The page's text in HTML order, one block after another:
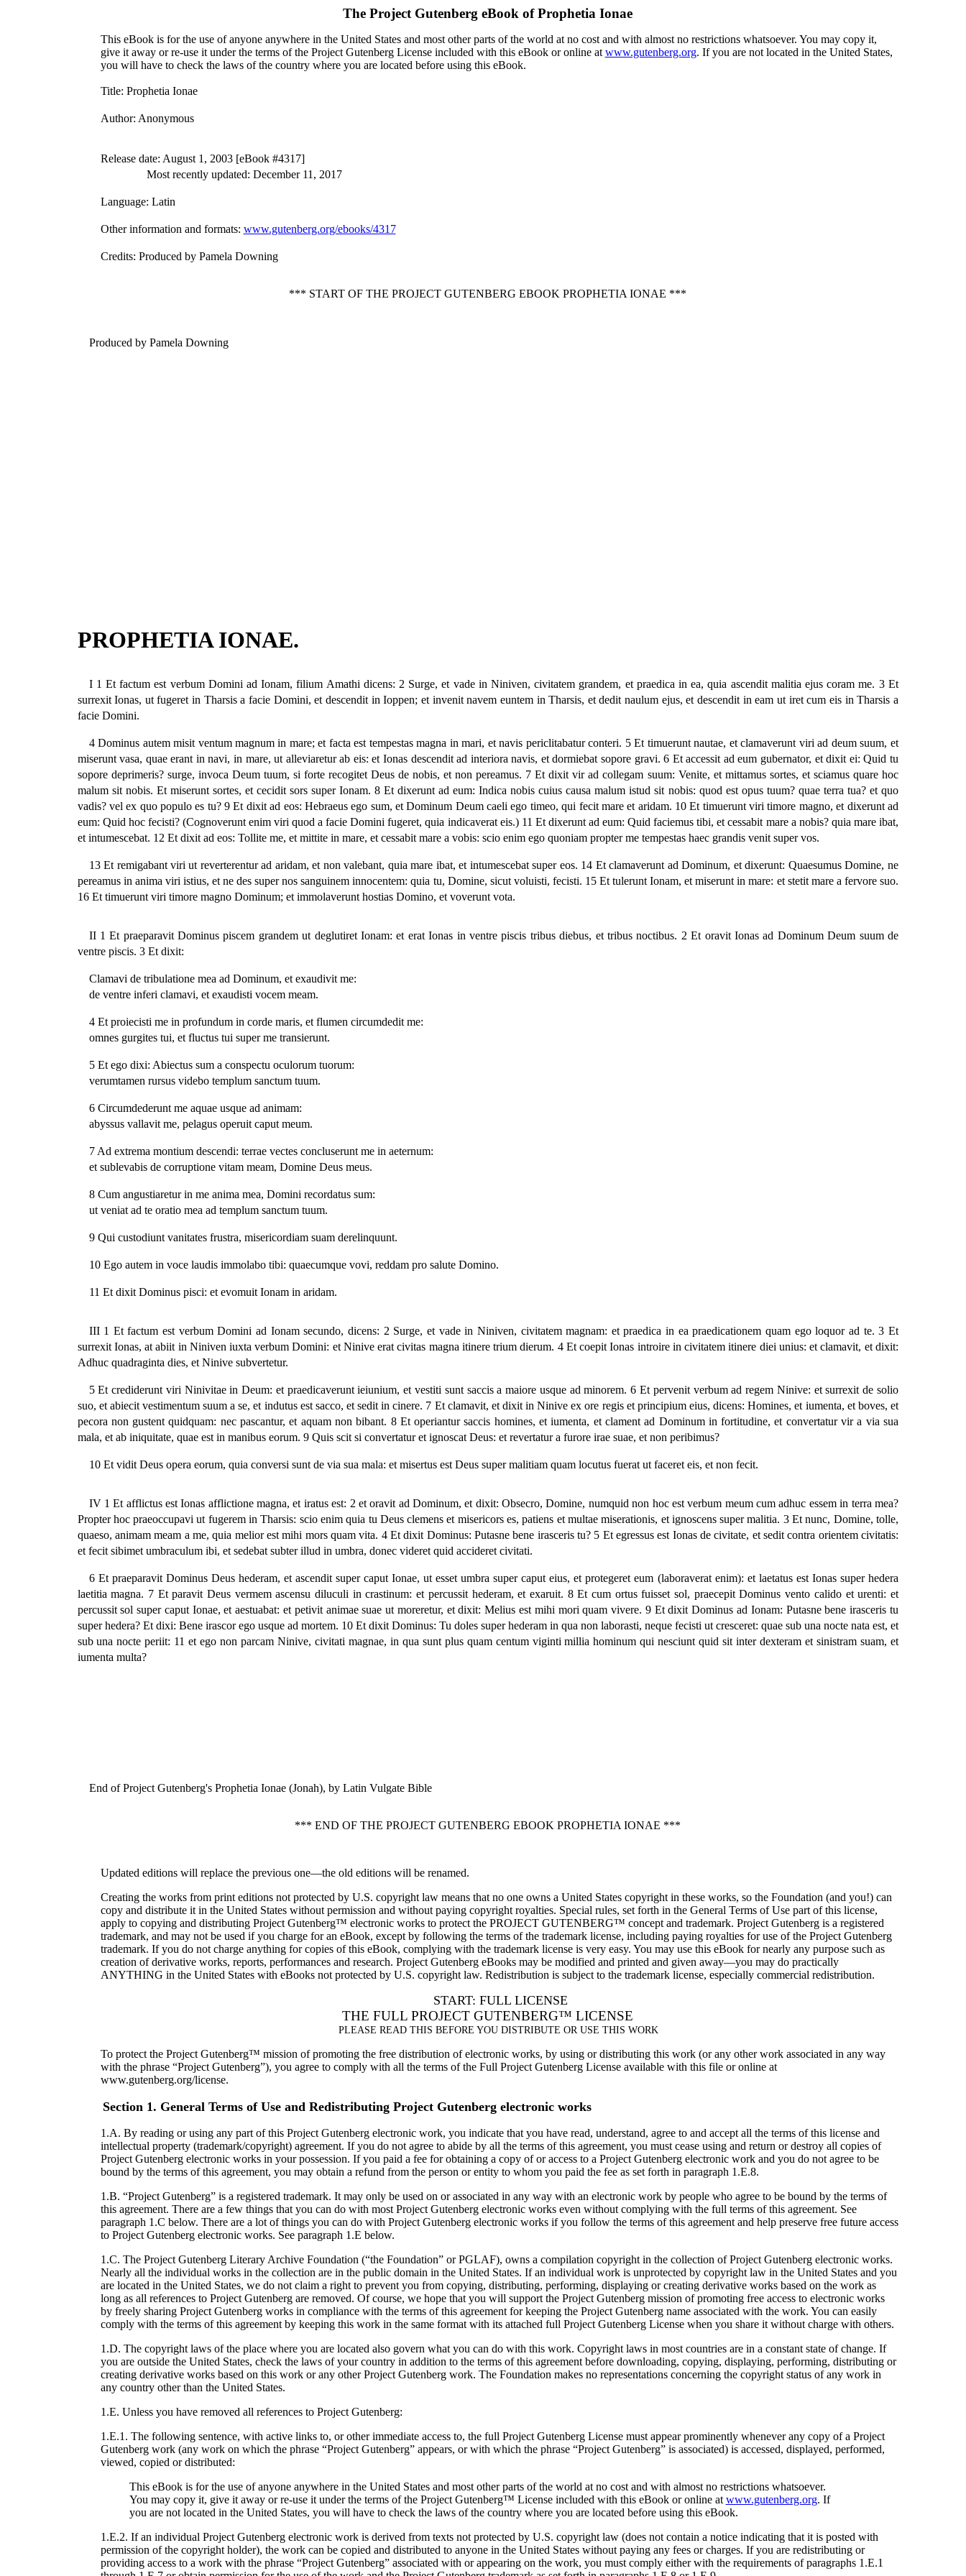
The Project Gutenberg eBook ofProphetia Ionae
This eBook is for the use of anyone anywhere in the United States and most other parts of the world at no cost and with almost no restrictions whatsoever. You may copy it,
give it away or re-use it under the terms of the Project Gutenberg License included with this eBook or online at www.gutenberg.org. If you are not located in the United States,
you will have to check the laws of the country where you are located before using this eBook.
Title: Prophetia Ionae
Author: Anonymous
Release date: August 1, 2003 [eBook #4317]
Most recently updated: December 11, 2017
Language: Latin
Other information and formats: www.gutenberg.org/ebooks/4317
Credits: Produced by Pamela Downing
*** START OF THE PROJECT GUTENBERG EBOOK PROPHETIA IONAE ***
Produced by Pamela Downing
PROPHETIA IONAE.
I 1 Et factum est verbum Domini ad Ionam, filium Amathi dicens: 2 Surge, et vade in Niniven, civitatem grandem, et praedica in ea, quia ascendit malitia ejus coram me. 3 Et
surrexit Ionas, ut fugeret in Tharsis a facie Domini, et descendit in Ioppen; et invenit navem euntem in Tharsis, et dedit naulum ejus, et descendit in eam ut iret cum eis in Tharsis a
facie Domini.
4 Dominus autem misit ventum magnum in mare; et facta est tempestas magna in mari, et navis periclitabatur conteri. 5 Et timuerunt nautae, et clamaverunt viri ad deum suum, et
miserunt vasa, quae erant in navi, in mare, ut alleviaretur ab eis: et Ionas descendit ad interiora navis, et dormiebat sopore gravi. 6 Et accessit ad eum gubernator, et dixit ei: Quid tu
sopore deprimeris? surge, invoca Deum tuum, si forte recogitet Deus de nobis, et non pereamus. 7 Et dixit vir ad collegam suum: Venite, et mittamus sortes, et sciamus quare hoc
malum sit nobis. Et miserunt sortes, et cecidit sors super Ionam. 8 Et dixerunt ad eum: Indica nobis cuius causa malum istud sit nobis: quod est opus tuum? quae terra tua? et quo
vadis? vel ex quo populo es tu? 9 Et dixit ad eos: Hebraeus ego sum, et Dominum Deum caeli ego timeo, qui fecit mare et aridam. 10 Et timuerunt viri timore magno, et dixerunt ad
eum: Quid hoc fecisti? (Cognoverunt enim viri quod a facie Domini fugeret, quia indicaverat eis.) 11 Et dixerunt ad eum: Quid faciemus tibi, et cessabit mare a nobis? quia mare ibat,
et intumescebat. 12 Et dixit ad eos: Tollite me, et mittite in mare, et cessabit mare a vobis: scio enim ego quoniam propter me tempestas haec grandis venit super vos.
13 Et remigabant viri ut reverterentur ad aridam, et non valebant, quia mare ibat, et intumescebat super eos. 14 Et clamaverunt ad Dominum, et dixerunt: Quaesumus Domine, ne
pereamus in anima viri istius, et ne des super nos sanguinem innocentem: quia tu, Domine, sicut voluisti, fecisti. 15 Et tulerunt Ionam, et miserunt in mare: et stetit mare a fervore suo.
16 Et timuerunt viri timore magno Dominum; et immolaverunt hostias Domino, et voverunt vota.
II 1 Et praeparavit Dominus piscem grandem ut deglutiret Ionam: et erat Ionas in ventre piscis tribus diebus, et tribus noctibus. 2 Et oravit Ionas ad Dominum Deum suum de
ventre piscis. 3 Et dixit:
Clamavi de tribulatione mea ad Dominum, et exaudivit me:
de ventre inferi clamavi, et exaudisti vocem meam.
4 Et proiecisti me in profundum in corde maris, et flumen circumdedit me:
omnes gurgites tui, et fluctus tui super me transierunt.
5 Et ego dixi: Abiectus sum a conspectu oculorum tuorum:
verumtamen rursus videbo templum sanctum tuum.
6 Circumdederunt me aquae usque ad animam:
abyssus vallavit me, pelagus operuit caput meum.
7 Ad extrema montium descendi: terrae vectes concluserunt me in aeternum:
et sublevabis de corruptione vitam meam, Domine Deus meus.
8 Cum angustiaretur in me anima mea, Domini recordatus sum:
ut veniat ad te oratio mea ad templum sanctum tuum.
9 Qui custodiunt vanitates frustra, misericordiam suam derelinquunt.
10 Ego autem in voce laudis immolabo tibi: quaecumque vovi, reddam pro salute Domino.
11 Et dixit Dominus pisci: et evomuit Ionam in aridam.
III 1 Et factum est verbum Domini ad Ionam secundo, dicens: 2 Surge, et vade in Niniven, civitatem magnam: et praedica in ea praedicationem quam ego loquor ad te. 3 Et
surrexit Ionas, at abiit in Niniven iuxta verbum Domini: et Ninive erat civitas magna itinere trium dierum. 4 Et coepit Ionas introire in civitatem itinere diei unius: et clamavit, et dixit:
Adhuc quadraginta dies, et Ninive subvertetur.
5 Et crediderunt viri Ninivitae in Deum: et praedicaverunt ieiunium, et vestiti sunt saccis a maiore usque ad minorem. 6 Et pervenit verbum ad regem Ninive: et surrexit de solio
suo, et abiecit vestimentum suum a se, et indutus est sacco, et sedit in cinere. 7 Et clamavit, et dixit in Ninive ex ore regis et principium eius, dicens: Homines, et iumenta, et boves, et
pecora non gustent quidquam: nec pascantur, et aquam non bibant. 8 Et operiantur saccis homines, et iumenta, et clament ad Dominum in fortitudine, et convertatur vir a via sua
mala, et ab iniquitate, quae est in manibus eorum. 9 Quis scit si convertatur et ignoscat Deus: et revertatur a furore irae suae, et non peribimus?
10 Et vidit Deus opera eorum, quia conversi sunt de via sua mala: et misertus est Deus super malitiam quam locutus fuerat ut faceret eis, et non fecit.
IV 1 Et afflictus est Ionas afflictione magna, et iratus est: 2 et oravit ad Dominum, et dixit: Obsecro, Domine, numquid non hoc est verbum meum cum adhuc essem in terra mea?
Propter hoc praeoccupavi ut fugerem in Tharsis: scio enim quia tu Deus clemens et misericors es, patiens et multae miserationis, et ignoscens super malitia. 3 Et nunc, Domine, tolle,
quaeso, animam meam a me, quia melior est mihi mors quam vita. 4 Et dixit Dominus: Putasne bene irasceris tu? 5 Et egressus est Ionas de civitate, et sedit contra orientem civitatis:
et fecit sibimet umbraculum ibi, et sedebat subter illud in umbra, donec videret quid accideret civitati.
6 Et praeparavit Dominus Deus hederam, et ascendit super caput Ionae, ut esset umbra super caput eius, et protegeret eum (laboraverat enim): et laetatus est Ionas super hedera
laetitia magna. 7 Et paravit Deus vermem ascensu diluculi in crastinum: et percussit hederam, et exaruit. 8 Et cum ortus fuisset sol, praecepit Dominus vento calido et urenti: et
percussit sol super caput Ionae, et aestuabat: et petivit animae suae ut moreretur, et dixit: Melius est mihi mori quam vivere. 9 Et dixit Dominus ad Ionam: Putasne bene irasceris tu
super hedera? Et dixi: Bene irascor ego usque ad mortem. 10 Et dixit Dominus: Tu doles super hederam in qua non laborasti, neque fecisti ut cresceret: quae sub una nocte nata est, et
sub una nocte periit: 11 et ego non parcam Ninive, civitati magnae, in qua sunt plus quam centum viginti millia hominum qui nesciunt quid sit inter dexteram et sinistram suam, et
iumenta multa?
End of Project Gutenberg's Prophetia Ionae (Jonah), by Latin Vulgate Bible
*** END OF THE PROJECT GUTENBERG EBOOK PROPHETIA IONAE ***
Updated editions will replace the previous one—the old editions will be renamed.
Creating the works from print editions not protected by U.S. copyright law means that no one owns a United States copyright in these works, so the Foundation (and you!) can
copy and distribute it in the United States without permission and without paying copyright royalties. Special rules, set forth in the General Terms of Use part of this license,
apply to copying and distributing Project Gutenberg™ electronic works to protect the PROJECT GUTENBERG™ concept and trademark. Project Gutenberg is a registered
trademark, and may not be used if you charge for an eBook, except by following the terms of the trademark license, including paying royalties for use of the Project Gutenberg
trademark. If you do not charge anything for copies of this eBook, complying with the trademark license is very easy. You may use this eBook for nearly any purpose such as
creation of derivative works, reports, performances and research. Project Gutenberg eBooks may be modified and printed and given away—you may do practically
ANYTHING in the United States with eBooks not protected by U.S. copyright law. Redistribution is subject to the trademark license, especially commercial redistribution.
START: FULL LICENSE
THE FULL PROJECT GUTENBERG™ LICENSE
PLEASE READ THIS BEFORE YOU DISTRIBUTE OR USE THIS WORK
To protect the Project Gutenberg™ mission of promoting the free distribution of electronic works, by using or distributing this work (or any other work associated in any way
with the phrase “Project Gutenberg”), you agree to comply with all the terms of the Full Project Gutenberg License available with this file or online at
www.gutenberg.org/license.
Section 1. General Terms of Use and Redistributing Project Gutenberg electronic works
1.A. By reading or using any part of this Project Gutenberg electronic work, you indicate that you have read, understand, agree to and accept all the terms of this license and
intellectual property (trademark/copyright) agreement. If you do not agree to abide by all the terms of this agreement, you must cease using and return or destroy all copies of
Project Gutenberg electronic works in your possession. If you paid a fee for obtaining a copy of or access to a Project Gutenberg electronic work and you do not agree to be
bound by the terms of this agreement, you may obtain a refund from the person or entity to whom you paid the fee as set forth in paragraph 1.E.8.
1.B. “Project Gutenberg” is a registered trademark. It may only be used on or associated in any way with an electronic work by people who agree to be bound by the terms of
this agreement. There are a few things that you can do with most Project Gutenberg electronic works even without complying with the full terms of this agreement. See
paragraph 1.C below. There are a lot of things you can do with Project Gutenberg electronic works if you follow the terms of this agreement and help preserve free future access
to Project Gutenberg electronic works. See paragraph 1.E below.
1.C. The Project Gutenberg Literary Archive Foundation (“the Foundation” or PGLAF), owns a compilation copyright in the collection of Project Gutenberg electronic works.
Nearly all the individual works in the collection are in the public domain in the United States. If an individual work is unprotected by copyright law in the United States and you
are located in the United States, we do not claim a right to prevent you from copying, distributing, performing, displaying or creating derivative works based on the work as
long as all references to Project Gutenberg are removed. Of course, we hope that you will support the Project Gutenberg mission of promoting free access to electronic works
by freely sharing Project Gutenberg works in compliance with the terms of this agreement for keeping the Project Gutenberg name associated with the work. You can easily
comply with the terms of this agreement by keeping this work in the same format with its attached full Project Gutenberg License when you share it without charge with others.
1.D. The copyright laws of the place where you are located also govern what you can do with this work. Copyright laws in most countries are in a constant state of change. If
you are outside the United States, check the laws of your country in addition to the terms of this agreement before downloading, copying, displaying, performing, distributing or
creating derivative works based on this work or any other Project Gutenberg work. The Foundation makes no representations concerning the copyright status of any work in
any country other than the United States.
1.E. Unless you have removed all references to Project Gutenberg:
1.E.1. The following sentence, with active links to, or other immediate access to, the full Project Gutenberg License must appear prominently whenever any copy of a Project
Gutenberg work (any work on which the phrase “Project Gutenberg” appears, or with which the phrase “Project Gutenberg” is associated) is accessed, displayed, performed,
viewed, copied or distributed:
This eBook is for the use of anyone anywhere in the United States and most other parts of the world at no cost and with almost no restrictions whatsoever.
You may copy it, give it away or re-use it under the terms of the Project Gutenberg™ License included with this eBook or online at www.gutenberg.org. If
you are not located in the United States, you will have to check the laws of the country where you are located before using this eBook.
1.E.2. If an individual Project Gutenberg electronic work is derived from texts not protected by U.S. copyright law (does not contain a notice indicating that it is posted with
permission of the copyright holder), the work can be copied and distributed to anyone in the United States without paying any fees or charges. If you are redistributing or
providing access to a work with the phrase “Project Gutenberg” associated with or appearing on the work, you must comply either with the requirements of paragraphs 1.E.1